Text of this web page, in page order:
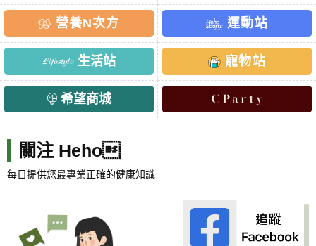
營養N次方 運動站
生活站 寵物站
希望商城
關注 Heho
每日提供您最專業正確的健康知識